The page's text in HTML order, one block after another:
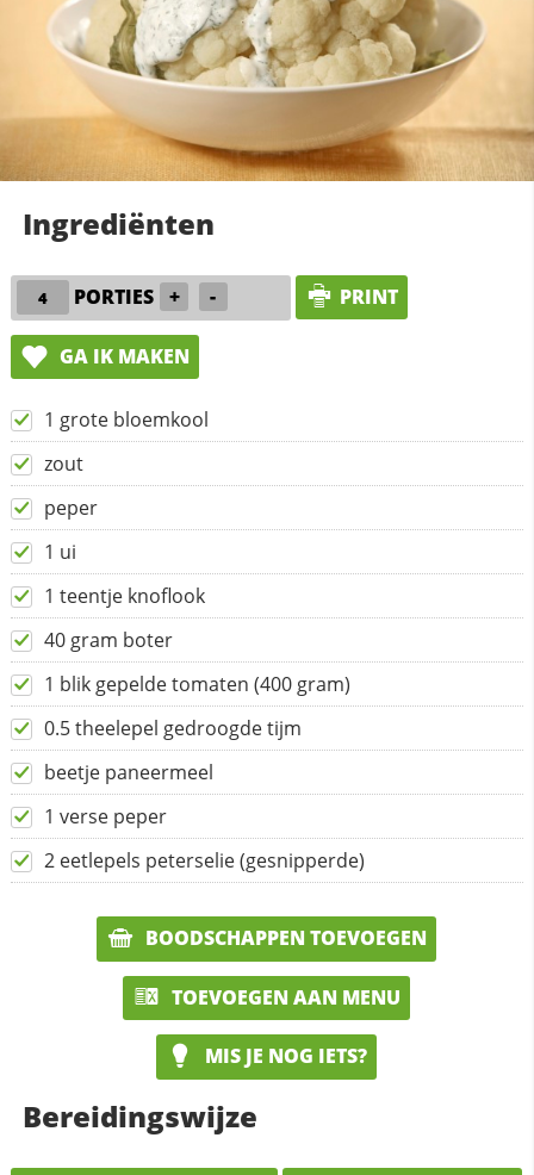
Ingrediënten
PORTIES + - PRINT
GA IK MAKEN
1 grote bloemkool
zout
peper
1 ui
1 teentje knoflook
40 gram boter
1 blik gepelde tomaten (400 gram)
0.5 theelepel gedroogde tijm
beetje paneermeel
1 verse peper
2 eetlepels peterselie (gesnipperde)
BOODSCHAPPEN TOEVOEGEN
TOEVOEGEN AAN MENU
MIS JE NOG IETS?
Bereidingswijze